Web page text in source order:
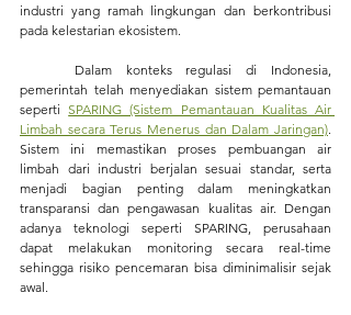
industri yang ramah lingkungan dan berkontribusi
pada kelestarian ekosistem.
pemerintah telah menyediakan sistem pemantauan
seperti SPARING (Sistem Pemantauan Kualitas Air
Limbah secara Terus Menerus dan Dalam Jaringan)
Sistem ini memastikan proses pembuangan air
limbah dari industri berjalan sesuai standar, serta
menjadi bagian penting dalam meningkatkan
transparansi dan pengawasan kualitas air. Dengan
adanya teknologi seperti SPARING, perusahaan
dapat melakukan monitoring secara real-time
sehingga risiko pencemaran bisa diminimalisir sejak
awal.